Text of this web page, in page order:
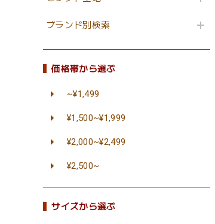
ブランド別検索
価格帯から選ぶ
~¥1,499
¥1,500~¥1,999
¥2,000~¥2,499
¥2,500~
サイズから選ぶ